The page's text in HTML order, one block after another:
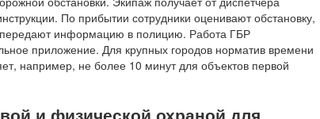
По прибытии сотрудники оценивают обстановку,
информацию в полицию. Работа ГБР
приложение. Для крупных городов норматив времени
например, не более 10 минут для объектов первой